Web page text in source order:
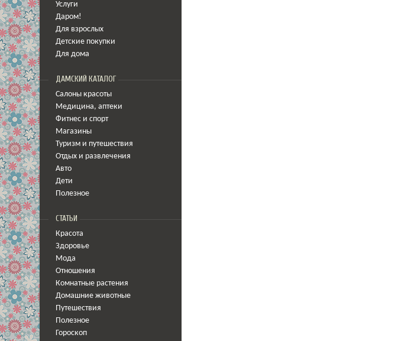
Услуги
Даром!
Для взрослых
Детские покупки
Для дома
ДАМСКИЙ КАТАЛОГ
Салоны красоты
Медицина, аптеки
Фитнес и спорт
Магазины
Туризм и путешествия
Отдых и развлечения
Авто
Дети
Полезное
СТАТЬИ
Красота
Здоровье
Мода
Отношения
Комнатные растения
Домашние животные
Путешествия
Полезное
Гороскоп